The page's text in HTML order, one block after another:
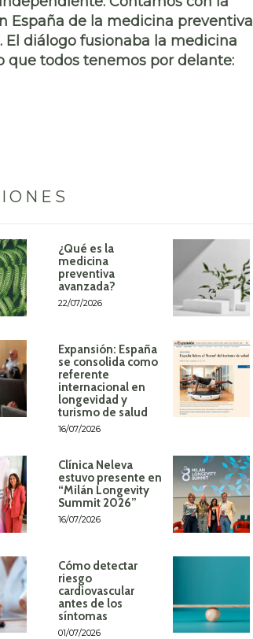
España de la medicina preventiva
diálogo fusionaba la medicina
que todos tenemos por delante:
¿Qué es la
medicina
preventiva
avanzada?
22/07/2026
Expansión: España
se consolida como
referente
internacional en
longevidad y
turismo de salud
16/07/2026
Clínica Neleva
estuvo presente en
“Milán Longevity
Summit 2026”
16/07/2026
Cómo detectar
riesgo
cardiovascular
antes de los
síntomas
01/07/2026